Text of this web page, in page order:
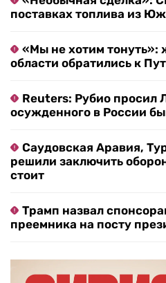
поставках топлива из
«Мы не хотим тонуть»:
области обратились к
Reuters: Рубио просил
осужденного в России
Саудовская Аравия,
решили заключить
стоит
Трамп назвал
преемника на посту